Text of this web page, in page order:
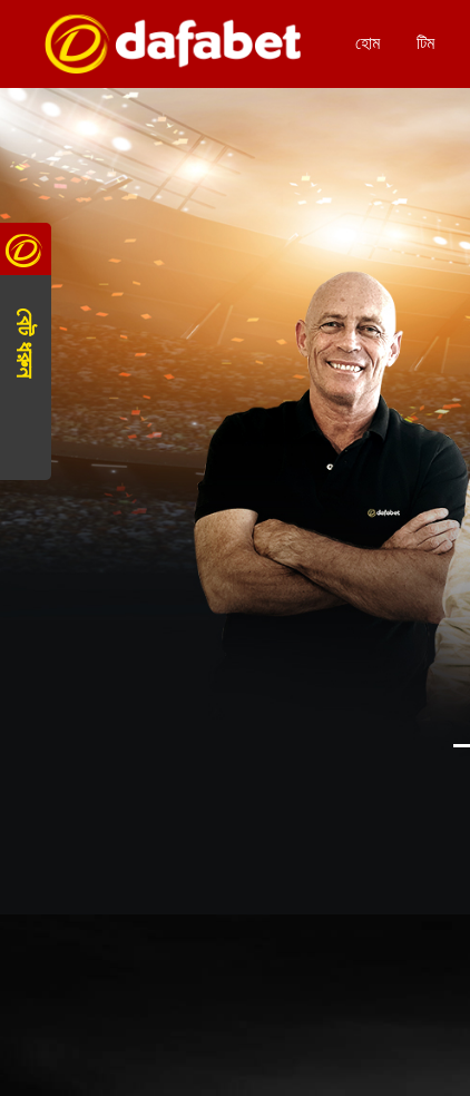
হোম টিম
বেট ধরুন